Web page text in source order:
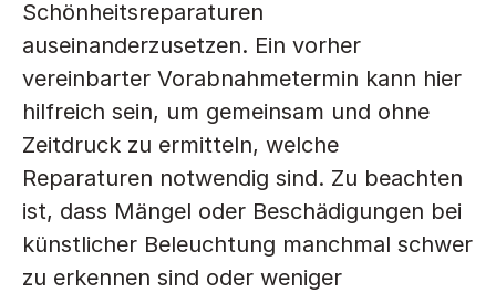
Schönheitsreparaturen
auseinanderzusetzen. Ein vorher
vereinbarter Vorabnahmetermin kann hier
hilfreich sein, um gemeinsam und ohne
Zeitdruck zu ermitteln, welche
Reparaturen notwendig sind. Zu beachten
ist, dass Mängel oder Beschädigungen bei
künstlicher Beleuchtung manchmal schwer
zu erkennen sind oder weniger